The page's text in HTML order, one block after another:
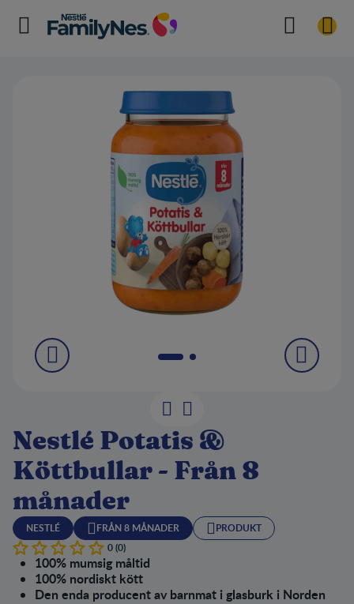
Nestlé Potatis &
Köttbullar - Från 8
månader
NESTLÉ FRÅN 8 MÅNADER
PRODUKT
0 (0)
100% mumsig måltid
100% nordiskt kött
Den enda producent av barnmat i glasburk i Norden